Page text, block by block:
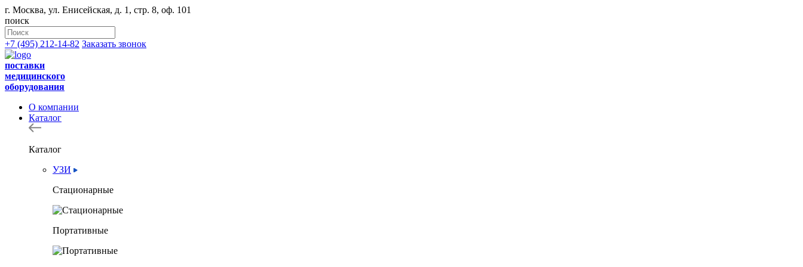
г. Москва, ул. Енисейская, д. 1, стр. 8, оф. 101
поиск
+7 (495) 212-14-82 Заказать звонок
поставки
медицинского
оборудования
О компании
Каталог
Каталог
УЗИ
Стационарные
Портативные